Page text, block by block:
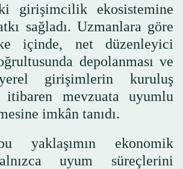
girişimcilik ekosistemine
sağladı. Uzmanlara göre
içinde, net düzenleyici
depolanması ve
girişimlerin kuruluş
itibaren mevzuata uyumlu
imkân tanıdı.
yaklaşımın ekonomik
uyum süreçlerini